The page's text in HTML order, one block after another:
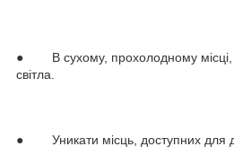
● В сухому, прохолодному місці,
світла.
● Уникати місць, доступних для